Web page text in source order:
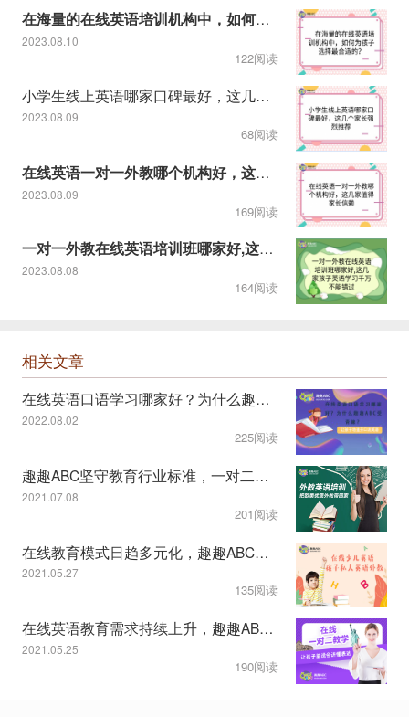
在海量的在线英语培训机构中，如何为孩子选择最合适的？
2023.08.10
122阅读
小学生线上英语哪家口碑最好，这几个家长强烈推荐
2023.08.09
68阅读
在线英语一对一外教哪个机构好，这几家值得家长信赖
2023.08.09
169阅读
一对一外教在线英语培训班哪家好,这几家孩子英语学习千万不能错
2023.08.08
164阅读
相关文章
在线英语口语学习哪家好？为什么趣趣ABC受青睐？
2022.08.02
225阅读
趣趣ABC坚守教育行业标准，一对二课程模式受认可
2021.07.08
201阅读
在线教育模式日趋多元化，趣趣ABC教学服务显特色
2021.05.27
135阅读
在线英语教育需求持续上升，趣趣ABC一对二模式获认可
2021.05.25
190阅读